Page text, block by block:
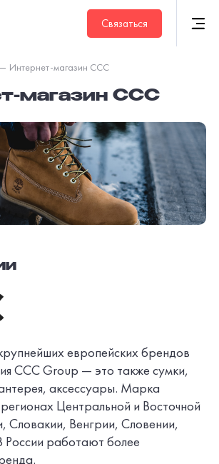
Связаться
Интернет-магазин ССС
магазин ССС
европейских брендов
CCC Group — это также сумки,
аксессуары. Марка
Центральной и Восточной
Венгрии, Словении,
России работают более